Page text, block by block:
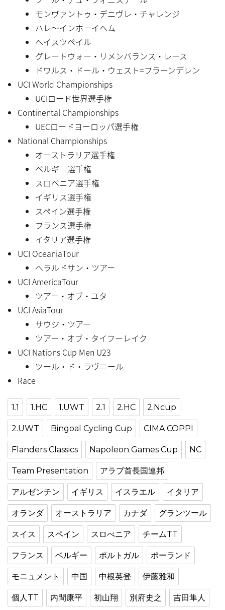
モンヴァントゥ・デニヴレ・チャレンジ
ハレ〜インホーイヘム
ヘイスツペイル
グレートウォー・リメンバランス・レース
ドワルス・ドール・ウェスト=フラーンデレン
UCI World Championships
UCIロード世界選手権
Continental Championships
UECロードヨーロッパ選手権
National Championships
オーストラリア選手権
ベルギー選手権
スロベニア選手権
イギリス選手権
スペイン選手権
フランス選手権
イタリア選手権
UCI OceaniaTour
ヘラルドサン・ツアー
UCI AmericaTour
ツアー・オブ・ユタ
UCI AsiaTour
サウジ・ツアー
ツアー・オブ・タイフーレイク
UCI Nations Cup Men U23
ツール・ド・ラヴニール
Race
1.1 1.HC 1.UWT 2.1 2.HC 2.Ncup
2.UWT Bingoal Cycling Cup CIMA COPPI
Flanders Classics Napoleon Games Cup NC
Team Presentation アラブ首長国連邦
アルゼンチン イギリス イスラエル イタリア
オランダ オーストラリア カナダ グランツール
スイス スペイン スロべニア チームTT
フランス ベルギー ポルトガル ポーランド
モニュメント 中国 中根英登 伊藤雅和
個人TT 内間康平 初山翔 別府史之 吉田隼人